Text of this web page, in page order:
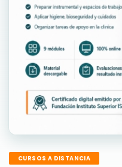
CURSOS A DISTANCIA